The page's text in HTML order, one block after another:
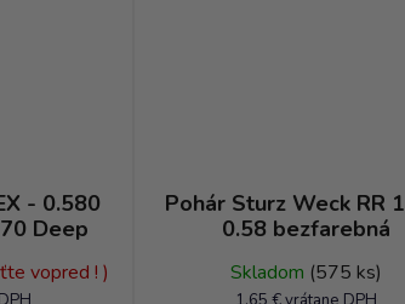
- 0.580
Deep
vopred ! )
Pohár Sturz Weck RR
0.58 bezfarebná
Skladom (575 ks)